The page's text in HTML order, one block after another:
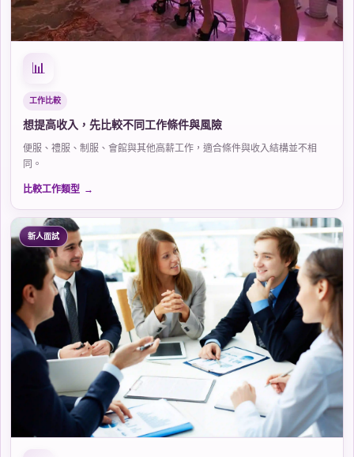
📊
工作比較
想提高收入，先比較不同工作條件與風險
便服、禮服、制服、會館與其他高薪工作，適合條件與收入結構並不相
同。
比較工作類型
新人面試